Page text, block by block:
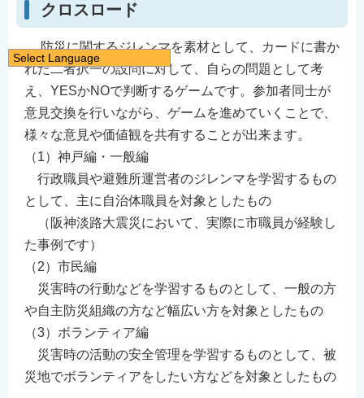
クロスロード
防災に関するジレンマを素材として、カードに書か
れた二者択一の設問に対して、自らの問題として考
え、YESかNOで判断するゲームです。参加者同士が
意見交換を行いながら、ゲームを進めていくことで、
様々な意見や価値観を共有することが出来ます。
（1）神戸編・一般編
行政職員や避難所運営者のジレンマを学習するもの
として、主に自治体職員を対象としたもの
（阪神淡路大震災において、実際に市職員が経験し
た事例です）
（2）市民編
災害時の行動などを学習するものとして、一般の方
や自主防災組織の方など幅広い方を対象としたもの
（3）ボランティア編
災害時の活動の安全管理を学習するものとして、被
災地でボランティアをしたい方などを対象としたもの
Select Language
日本語
English
简体中文
繁體中文
한국어
नेपाली
Filipino